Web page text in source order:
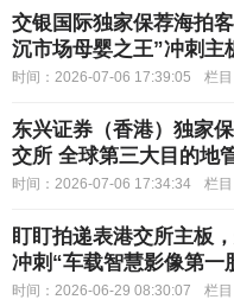
交银国际独家保荐海拍
沉市场母婴之王”冲刺主
时间：2026-07-06 17:39:05 栏目
东兴证券（香港）独家
交所 全球第三大目的地
时间：2026-07-06 17:34:34 栏目
盯盯拍递表港交所主板
冲刺“车载智慧影像第一
时间：2026-06-29 08:30:07 栏目